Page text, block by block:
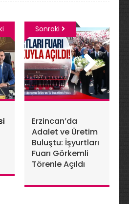
Erzincan’da
Adalet ve Üretim
Buluştu: İşyurtları
Fuarı Görkemli
Törenle Açıldı
Sonraki